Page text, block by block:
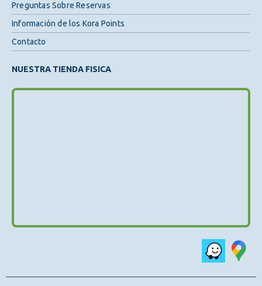
Preguntas Sobre Reservas
Información de los Kora Points
Contacto
NUESTRA TIENDA FISICA